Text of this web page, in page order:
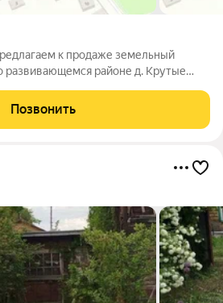
к продаже земельный
развивающемся районе д. Крутые
для сезонного так и круглогодичного
личного
Позвонить